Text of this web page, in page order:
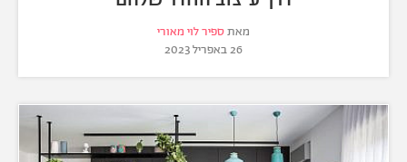
מאתספיר לוי מאורי
26 באפריל 2023